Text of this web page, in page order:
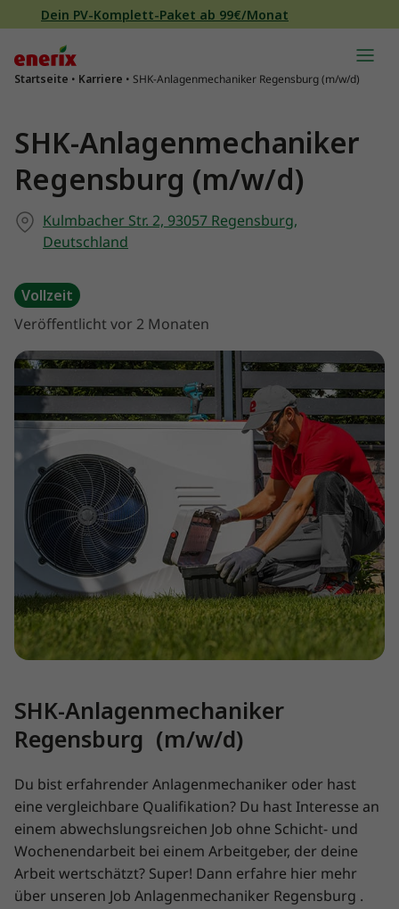
Direkt zum Inhalt wechseln
Dein PV-Komplett-Paket ab 99€/Monat
Hauptnavigation
Startseite • Karriere • SHK-Anlagenmechaniker Regensburg (m/w/d)
SHK-Anlagenmechaniker
Regensburg (m/w/d)
Kulmbacher Str. 2, 93057 Regensburg,
Deutschland
Vollzeit
Veröffentlicht vor 2 Monaten
SHK-Anlagenmechaniker
Regensburg (m/w/d)
Du bist erfahrender Anlagenmechaniker oder hast
eine vergleichbare Qualifikation? Du hast Interesse an
einem abwechslungsreichen Job ohne Schicht- und
Wochenendarbeit bei einem Arbeitgeber, der deine
Arbeit wertschätzt? Super! Dann erfahre hier mehr
über unseren Job Anlagenmechaniker Regensburg .